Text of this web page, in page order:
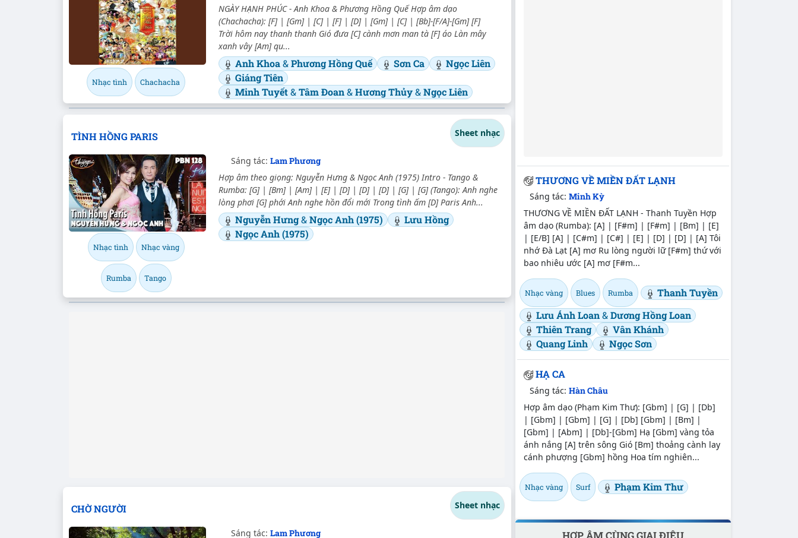
Nhạc tình Chachacha
NGÀY HẠNH PHÚC - Anh Khoa & Phương Hồng Quế Hợp âm dạo
(Chachacha): [F] | [Gm] | [C] | [F] | [D] | [Gm] | [C] | [Bb]-[F/A]-[Gm] [F]
Trời hôm nay thanh thanh Gió đưa [C] cành mơn man tà [F] áo Làn mây
xanh vây [Am] qu...
Anh Khoa&Phương Hồng Quế Sơn Ca
Ngọc Liên
Giáng Tiên
Minh Tuyết&Tâm Đoan&Hương Thủy&Ngọc Liên
TÌNH HỒNG PARIS Sheet nhạc
Nhạc tình Nhạc vàng
Rumba Tango
Sáng tác: Lam Phương
Hợp âm theo giọng: Nguyễn Hưng & Ngọc Anh (1975) Intro - Tango &
Rumba: [G] | [Bm] | [Am] | [E] | [D] | [D] | [D] | [G] | [G] (Tango): Anh nghe
lòng phơi [G] phới Anh nghe hồn đổi mới Trong tình ấm [D] Paris Anh...
Nguyễn Hưng&Ngọc Anh (1975)
Lưu Hồng
Ngọc Anh (1975)
CHỜ NGƯỜI Sheet nhạc
Sáng tác: Lam Phương
THƯƠNG VỀ MIỀN ĐẤT LẠNH
Sáng tác:Minh Kỳ
THƯƠNG VỀ MIỀN ĐẤT LẠNH - Thanh Tuyền Hợp
âm dạo (Rumba): [A] | [F#m] | [F#m] | [Bm] | [E]
| [E/B] [A] | [C#m] | [C#] | [E] | [D] | [D] | [A] Tôi
nhớ Đà Lạt [A] mơ Ru lòng người lữ [F#m] thứ với
bao nhiêu ước [A] mơ [F#m...
Nhạc vàng Blues Rumba
Thanh Tuyền
Lưu Ánh Loan&Dương Hồng Loan
Thiên Trang
Vân Khánh
Quang Linh
Ngọc Sơn
HẠ CA
Sáng tác:Hàn Châu
Hợp âm dạo (Phạm Kim Thư): [Gbm] | [G] | [Db]
| [Gbm] | [Gbm] | [G] | [Db] [Gbm] | [Bm] |
[Gbm] | [Abm] | [Db]-[Gbm] Hạ [Gbm] vàng tỏa
ánh nắng [A] trên sông Gió [Bm] thoảng cành lay
cánh phượng [Gbm] hồng Hoa tím nghiên...
Nhạc vàng Surf Phạm Kim Thư
HỢP ÂM CÙNG GIAI ĐIỆU